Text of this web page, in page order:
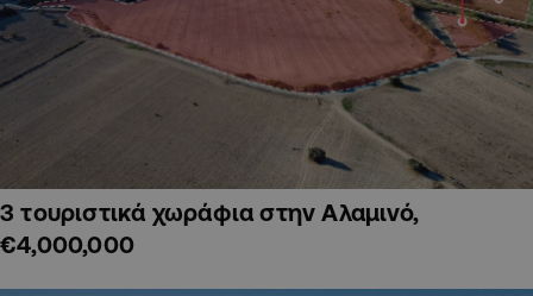
3 τουριστικά χωράφια στην Αλαμινό,
€4,000,000